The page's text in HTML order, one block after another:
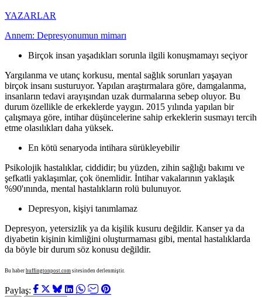
YAZARLAR
Annem: Depresyonumun mimarı
Birçok insan yaşadıkları sorunla ilgili konuşmamayı seçiyor
Yargılanma ve utanç korkusu, mental sağlık sorunları yaşayan
birçok insanı susturuyor. Yapılan araştırmalara göre, damgalanma,
insanların tedavi arayışından uzak durmalarına sebep oluyor. Bu
durum özellikle de erkeklerde yaygın. 2015 yılında yapılan bir
çalışmaya göre, intihar düşüncelerine sahip erkeklerin susmayı tercih
etme olasılıkları daha yüksek.
En kötü senaryoda intihara sürükleyebilir
Psikolojik hastalıklar, ciddidir; bu yüzden, zihin sağlığı bakımı ve
şefkatli yaklaşımlar, çok önemlidir. İntihar vakalarının yaklaşık
%90'ınında, mental hastalıkların rolü bulunuyor.
Depresyon, kişiyi tanımlamaz
Depresyon, yetersizlik ya da kişilik kusuru değildir. Kanser ya da
diyabetin kişinin kimliğini oluşturmaması gibi, mental hastalıklarda
da böyle bir durum söz konusu değildir.
Bu haber huffingtonpost.com sitesinden derlenmiştir.
Paylaş: